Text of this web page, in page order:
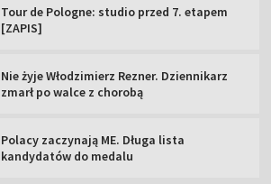
Tour de Pologne: studio przed 7. etapem
[ZAPIS]
Nie żyje Włodzimierz Rezner. Dziennikarz
zmarł po walce z chorobą
Polacy zaczynają ME. Długa lista
kandydatów do medalu